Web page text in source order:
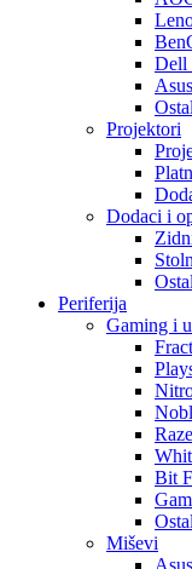
Dell
Projektori
Dodaci i
Periferija
Gaming i
Bit
Miševi